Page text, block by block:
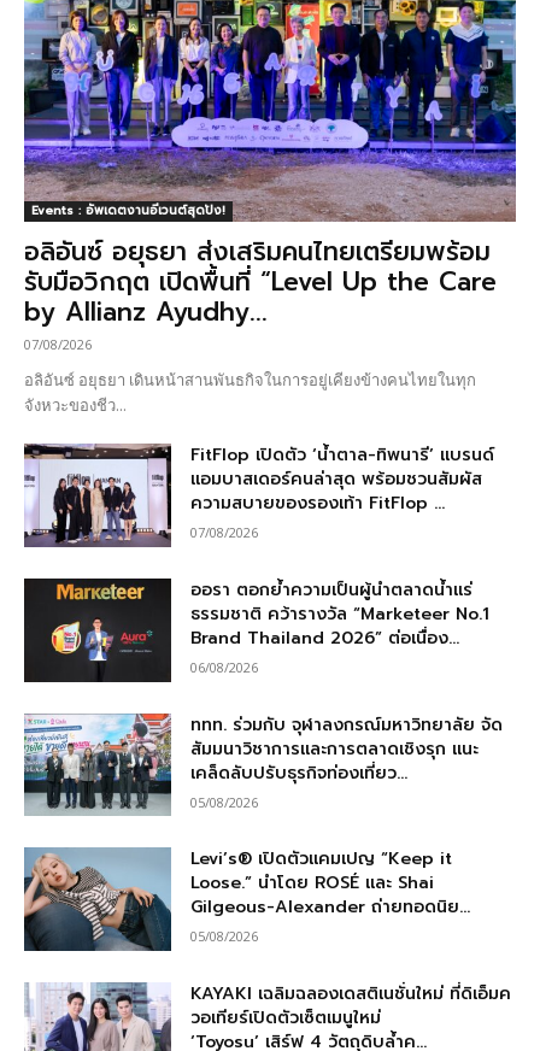
Events : อัพเดตงานอีเวนต์สุดปัง!
อลิอันซ์ อยุธยา ส่งเสริมคนไทยเตรียมพร้อม
รับมือวิกฤต เปิดพื้นที่ “Level Up the Care
by Allianz Ayudhy...
07/08/2026
อลิอันซ์ อยุธยา เดินหน้าสานพันธกิจในการอยู่เคียงข้างคนไทยในทุก
จังหวะของชีว...
FitFlop เปิดตัว ‘น้ำตาล-ทิพนารี’ แบรนด์
แอมบาสเดอร์คนล่าสุด พร้อมชวนสัมผัส
ความสบายของรองเท้า FitFlop ...
07/08/2026
ออรา ตอกย้ำความเป็นผู้นำตลาดน้ำแร่
ธรรมชาติ คว้ารางวัล “Marketeer No.1
Brand Thailand 2026” ต่อเนื่อง...
06/08/2026
ททท. ร่วมกับ จุฬาลงกรณ์มหาวิทยาลัย จัด
สัมมนาวิชาการและการตลาดเชิงรุก แนะ
เคล็ดลับปรับธุรกิจท่องเที่ยว...
05/08/2026
Levi’s® เปิดตัวแคมเปญ “Keep it
Loose.” นำโดย ROSÉ และ Shai
Gilgeous-Alexander ถ่ายทอดนิย...
05/08/2026
KAYAKI เฉลิมฉลองเดสติเนชั่นใหม่ ที่ดิเอ็มค
วอเทียร์เปิดตัวเซ็ตเมนูใหม่
‘Toyosu’ เสิร์ฟ 4 วัตถุดิบล้ำค...